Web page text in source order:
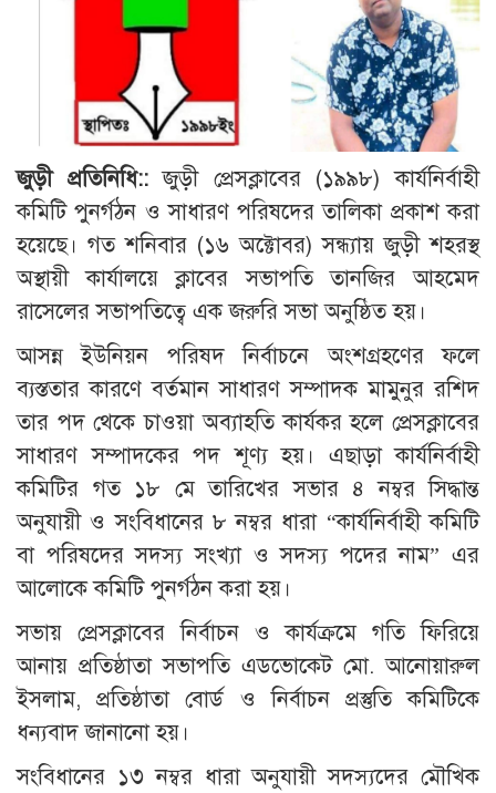
জুড়ী প্রতিনিধি::জুড়ী প্রেসক্লাবের (১৯৯৮) কার্যনির্বাহী
কমিটি পুনর্গঠন ও সাধারণ পরিষদের তালিকা প্রকাশ করা
হয়েছে। গত শনিবার (১৬ অক্টোবর) সন্ধ্যায় জুড়ী শহরস্থ
অস্থায়ী কার্যালয়ে ক্লাবের সভাপতি তানজির আহমেদ
রাসেলের সভাপতিত্বে এক জরুরি সভা অনুষ্ঠিত হয়।
আসন্ন ইউনিয়ন পরিষদ নির্বাচনে অংশগ্রহণের ফলে
ব্যস্ততার কারণে বর্তমান সাধারণ সম্পাদক মামুনুর রশিদ
তার পদ থেকে চাওয়া অব্যাহতি কার্যকর হলে প্রেসক্লাবের
সাধারণ সম্পাদকের পদ শূণ্য হয়। এছাড়া কার্যনির্বাহী
কমিটির গত ১৮ মে তারিখের সভার ৪ নম্বর সিদ্ধান্ত
অনুযায়ী ও সংবিধানের ৮ নম্বর ধারা “কার্যনির্বাহী কমিটি
বা পরিষদের সদস্য সংখ্যা ও সদস্য পদের নাম” এর
আলোকে কমিটি পুনর্গঠন করা হয়।
সভায় প্রেসক্লাবের নির্বাচন ও কার্যক্রমে গতি ফিরিয়ে
আনায় প্রতিষ্ঠাতা সভাপতি এডভোকেট মো. আনোয়ারুল
ইসলাম, প্রতিষ্ঠাতা বোর্ড ও নির্বাচন প্রস্তুতি কমিটিকে
ধন্যবাদ জানানো হয়।
সংবিধানের ১৩ নম্বর ধারা অনুযায়ী সদস্যদের মৌখিক